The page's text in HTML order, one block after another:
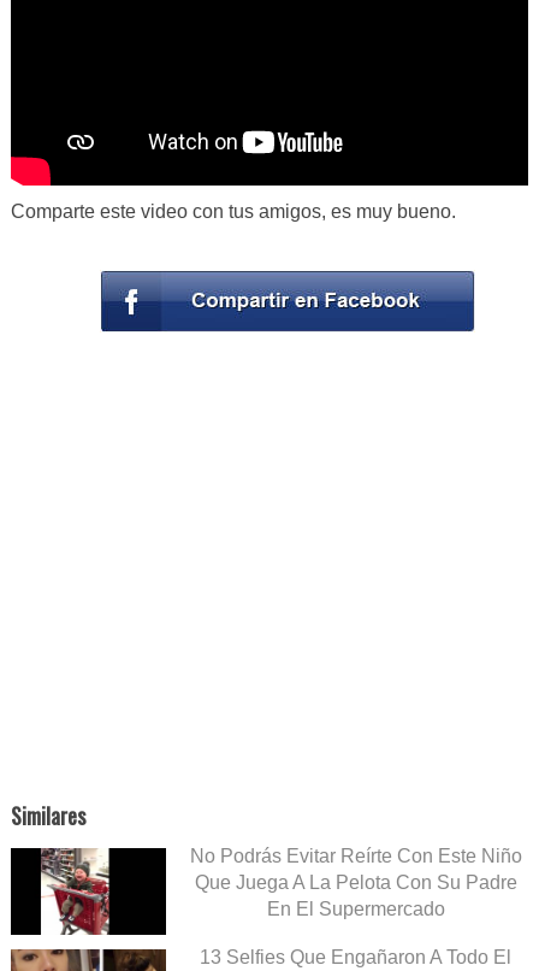
Comparte este video con tus amigos, es muy bueno.
Similares
No Podrás Evitar Reírte Con Este Niño
Que Juega A La Pelota Con Su Padre
En El Supermercado
13 Selfies Que Engañaron A Todo El